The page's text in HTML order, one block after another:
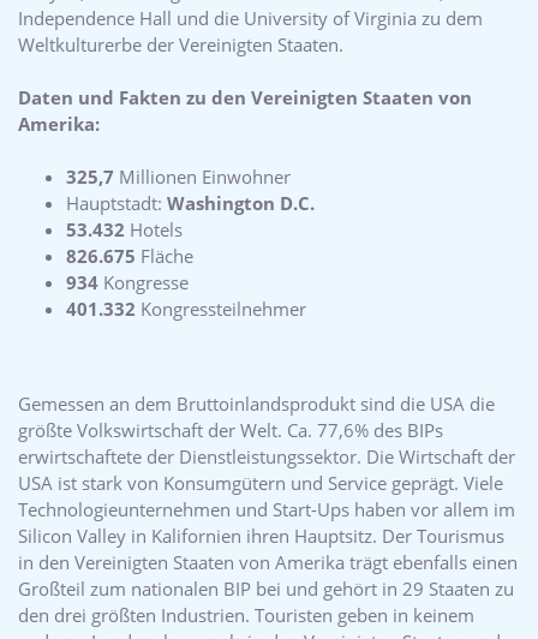
Independence Hall und die University of Virginia zu dem
Weltkulturerbe der Vereinigten Staaten.
Daten und Fakten zu den Vereinigten Staaten von
Amerika:
325,7 Millionen Einwohner
Hauptstadt: Washington D.C.
53.432 Hotels
826.675 Fläche
934 Kongresse
401.332 Kongressteilnehmer
Gemessen an dem Bruttoinlandsprodukt sind die USA die
größte Volkswirtschaft der Welt. Ca. 77,6% des BIPs
erwirtschaftete der Dienstleistungssektor. Die Wirtschaft der
USA ist stark von Konsumgütern und Service geprägt. Viele
Technologieunternehmen und Start-Ups haben vor allem im
Silicon Valley in Kalifornien ihren Hauptsitz. Der Tourismus
in den Vereinigten Staaten von Amerika trägt ebenfalls einen
Großteil zum nationalen BIP bei und gehört in 29 Staaten zu
den drei größten Industrien. Touristen geben in keinem